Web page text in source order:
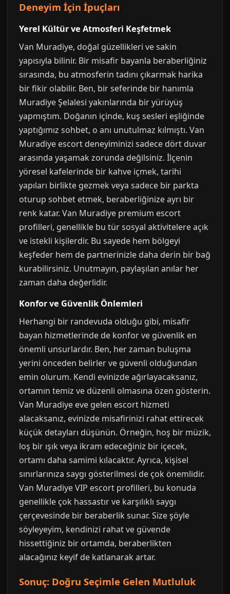
Deneyim İçin İpuçları
Yerel Kültür ve Atmosferi Keşfetmek
Van Muradiye, doğal güzellikleri ve sakin
yapısıyla bilinir. Bir misafir bayanla beraberliğiniz
sırasında, bu atmosferin tadını çıkarmak harika
bir fikir olabilir. Ben, bir seferinde bir hanımla
Muradiye Şelalesi yakınlarında bir yürüyüş
yapmıştım. Doğanın içinde, kuş sesleri eşliğinde
yaptığımız sohbet, o anı unutulmaz kılmıştı. Van
Muradiye escort deneyiminizi sadece dört duvar
arasında yaşamak zorunda değilsiniz. İlçenin
yöresel kafelerinde bir kahve içmek, tarihi
yapıları birlikte gezmek veya sadece bir parkta
oturup sohbet etmek, beraberliğinize ayrı bir
renk katar. Van Muradiye premium escort
profilleri, genellikle bu tür sosyal aktivitelere açık
ve istekli kişilerdir. Bu sayede hem bölgeyi
keşfeder hem de partnerinizle daha derin bir bağ
kurabilirsiniz. Unutmayın, paylaşılan anılar her
zaman daha değerlidir.
Konfor ve Güvenlik Önlemleri
Herhangi bir randevuda olduğu gibi, misafir
bayan hizmetlerinde de konfor ve güvenlik en
önemli unsurlardır. Ben, her zaman buluşma
yerini önceden belirler ve güvenli olduğundan
emin olurum. Kendi evinizde ağırlayacaksanız,
ortamın temiz ve düzenli olmasına özen gösterin.
Van Muradiye eve gelen escort hizmeti
alacaksanız, evinizde misafirinizi rahat ettirecek
küçük detayları düşünün. Örneğin, hoş bir müzik,
loş bir ışık veya ikram edeceğiniz bir içecek,
ortamı daha samimi kılacaktır. Ayrıca, kişisel
sınırlarınıza saygı gösterilmesi de çok önemlidir.
Van Muradiye VIP escort profilleri, bu konuda
genellikle çok hassastır ve karşılıklı saygı
çerçevesinde bir beraberlik sunar. Size şöyle
söyleyeyim, kendinizi rahat ve güvende
hissettiğiniz bir ortamda, beraberlikten
alacağınız keyif de katlanarak artar.
Sonuç: Doğru Seçimle Gelen Mutluluk